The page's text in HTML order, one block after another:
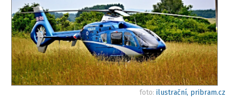
foto: ilustrační, pribram.cz